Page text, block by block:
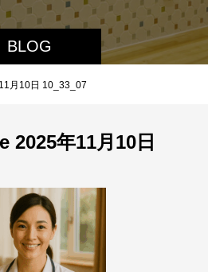
BLOG
月10日 10_33_07
2025年11月10日